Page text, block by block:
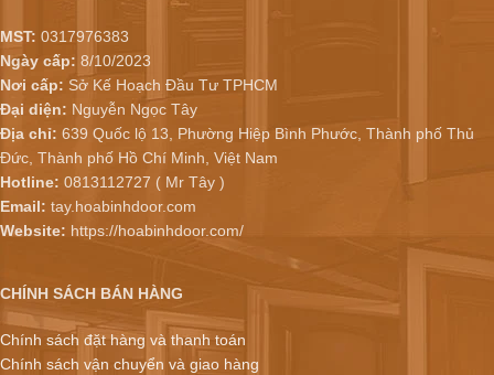
MST: 0317976383
Ngày cấp: 8/10/2023
Nơi cấp: Sở Kế Hoạch Đầu Tư TPHCM
Đại diện: Nguyễn Ngọc Tây
Địa chỉ: 639 Quốc lộ 13, Phường Hiệp Bình Phước, Thành phố Thủ
Đức, Thành phố Hồ Chí Minh, Việt Nam
Hotline: 0813112727 ( Mr Tây )
Email: tay.hoabinhdoor.com
Website: https://hoabinhdoor.com/
CHÍNH SÁCH BÁN HÀNG
Chính sách đặt hàng và thanh toán
Chính sách vận chuyển và giao hàng